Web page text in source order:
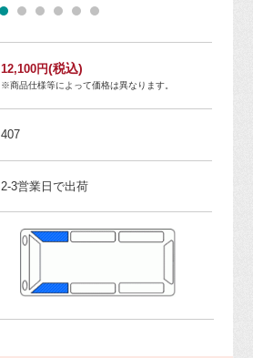
12,100円(税込)
※商品仕様等によって価格は異なります。
407
2-3営業日で出荷